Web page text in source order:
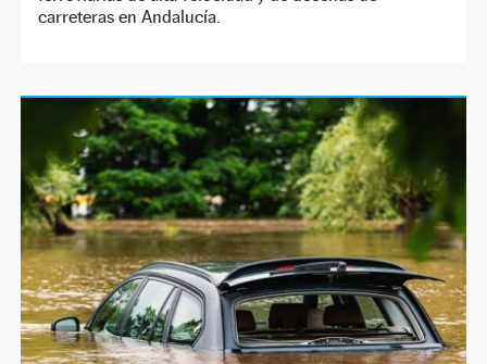
carreteras en Andalucía.